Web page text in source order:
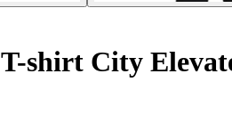
T-shirt City